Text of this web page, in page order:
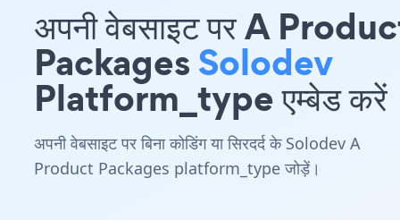
अपनी वेबसाइट पर A
PackagesSolodev
Platform_type एम्बेड करें
अपनी वेबसाइट पर बिना कोडिंग या सिरदर्द के Solodev A
Product Packages platform_type जोड़ें।